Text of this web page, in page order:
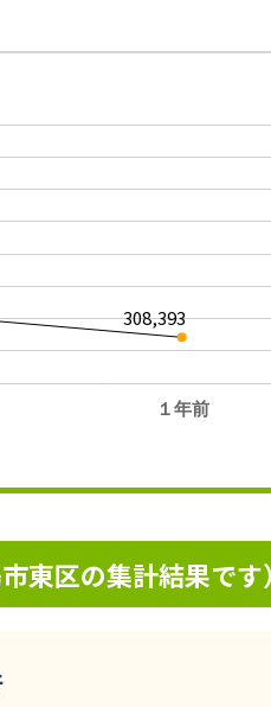
１年前
308,393
東区の集計結果です）